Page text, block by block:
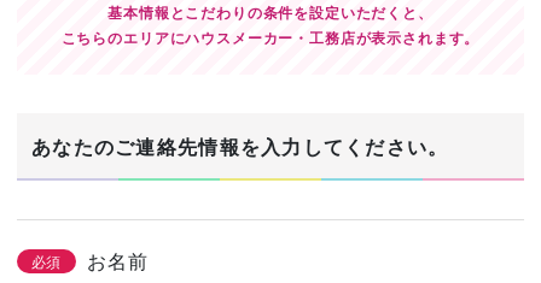
基本情報とこだわりの条件を設定いただくと、
こちらのエリアにハウスメーカー・工務店が表示されます。
あなたのご連絡先情報を入力してください。
必須 お名前